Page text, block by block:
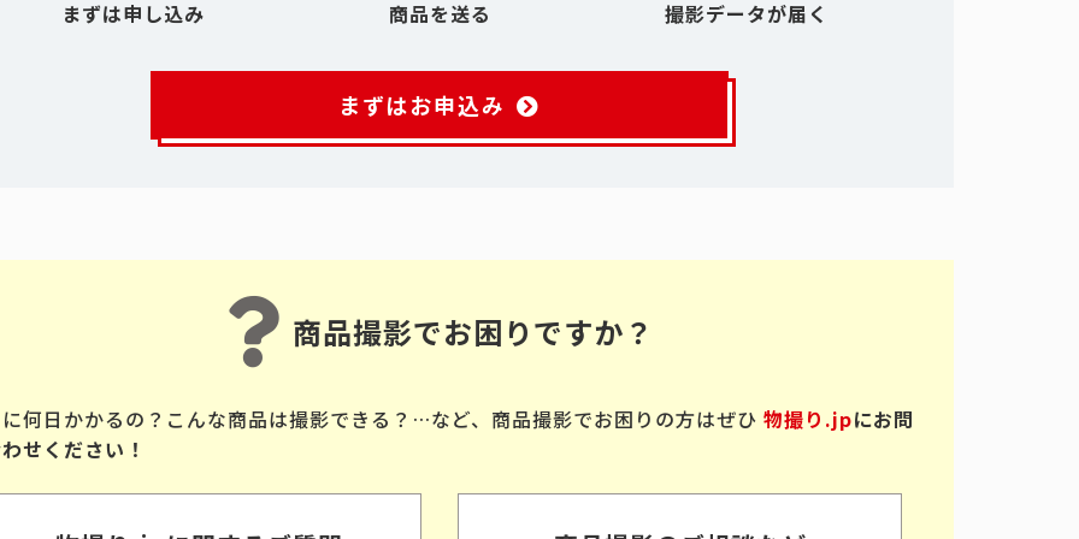
まずは申し込み 商品を送る 撮影データが届く
まずはお申込み
商品撮影でお困りですか？
何日かかるの？こんな商品は撮影できる？…など、商品撮影でお困りの方はぜひ 物撮り.jpにお問
せください！